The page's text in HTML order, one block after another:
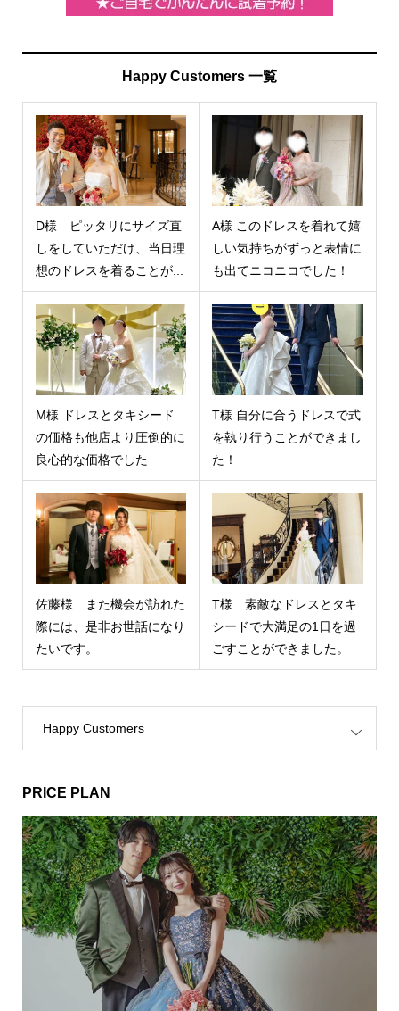
Happy Customers 一覧
D様 ピッタリにサイズ直
しをしていただけ、当日理
想のドレスを着ることが...
A様 このドレスを着れて嬉
しい気持ちがずっと表情に
も出てニコニコでした！
M様 ドレスとタキシード
の価格も他店より圧倒的に
良心的な価格でした
T様 自分に合うドレスで式
を執り行うことができまし
た！
佐藤様 また機会が訪れた
際には、是非お世話になり
たいです。
T様 素敵なドレスとタキ
シードで大満足の1日を過
ごすことができました。
Happy Customers
PRICE PLAN